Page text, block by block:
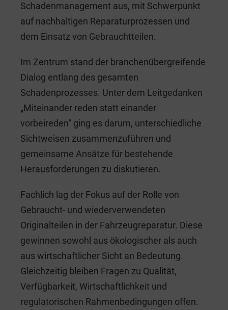
Schadenmanagement aus, mit Schwerpunkt
auf nachhaltigen Reparaturprozessen und
dem Einsatz von Gebrauchtteilen.
Im Zentrum stand der branchenübergreifende
Dialog entlang des gesamten
Schadenprozesses. Unter dem Leitgedanken
„Miteinander reden statt einander
vorbeireden“ ging es darum, unterschiedliche
Sichtweisen zusammenzuführen und
gemeinsame Ansätze für bestehende
Herausforderungen zu diskutieren.
Fachlich lag der Fokus auf der Rolle von
Gebraucht- und wiederverwendeten
Originalteilen in der Fahrzeugreparatur. Diese
gewinnen sowohl aus ökologischer als auch
aus wirtschaftlicher Sicht an Bedeutung.
Gleichzeitig bleiben Fragen zu Qualität,
Verfügbarkeit, Wirtschaftlichkeit und
regulatorischen Rahmenbedingungen offen.